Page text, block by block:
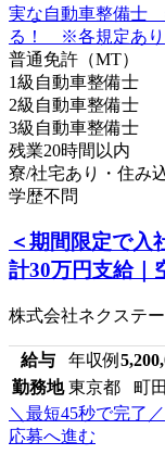
普通免許（MT）
1級自動車整備士
2級自動車整備士
3級自動車整備士
残業20時間以内
寮/社宅あり・住み
学歴不問
＜期間限定で入
計30万円支給｜
株式会社ネクステ
給与 年収例
勤務地 東京都 町
＼最短45秒で完了／
応募へ進む